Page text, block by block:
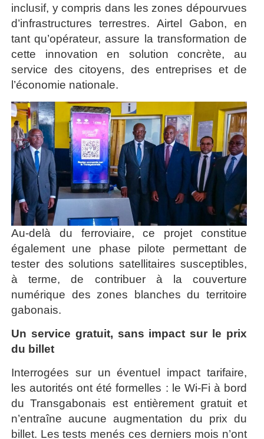
inclusif, y compris dans les zones dépourvues
d’infrastructures terrestres. Airtel Gabon, en
tant qu’opérateur, assure la transformation de
cette innovation en solution concrète, au
service des citoyens, des entreprises et de
l’économie nationale.
Au-delà du ferroviaire, ce projet constitue
également une phase pilote permettant de
tester des solutions satellitaires susceptibles,
à terme, de contribuer à la couverture
numérique des zones blanches du territoire
gabonais.
Un service gratuit, sans impact sur le prix
du billet
Interrogées sur un éventuel impact tarifaire,
les autorités ont été formelles : le Wi-Fi à bord
du Transgabonais est entièrement gratuit et
n’entraîne aucune augmentation du prix du
billet. Les tests menés ces derniers mois n’ont